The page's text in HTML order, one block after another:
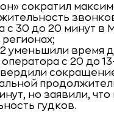
сократил
с 30 до 20 минут в
регионах;
уменьшили время
с 20 до
но заявили,
гудков.